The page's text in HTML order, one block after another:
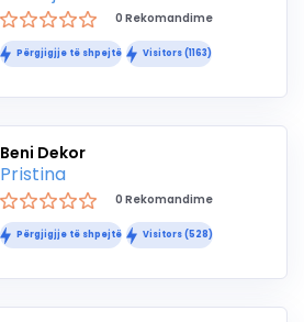
0 Rekomandime
Përgjigjje të shpejtë Visitors (1163)
Beni Dekor
Pristina
0 Rekomandime
Përgjigjje të shpejtë Visitors (528)